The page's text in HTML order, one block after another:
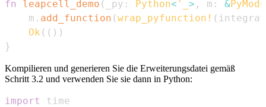
fn
leapcell_demo ( _py : Python< '_ > , m : &
    m
. add_function (wrap_pyfunction! (
Ok ( ( ) )
}
Kompilieren und generieren Sie die Erweiterungsdatei gemäß
Schritt 3.2 und verwenden Sie sie dann in Python:
import